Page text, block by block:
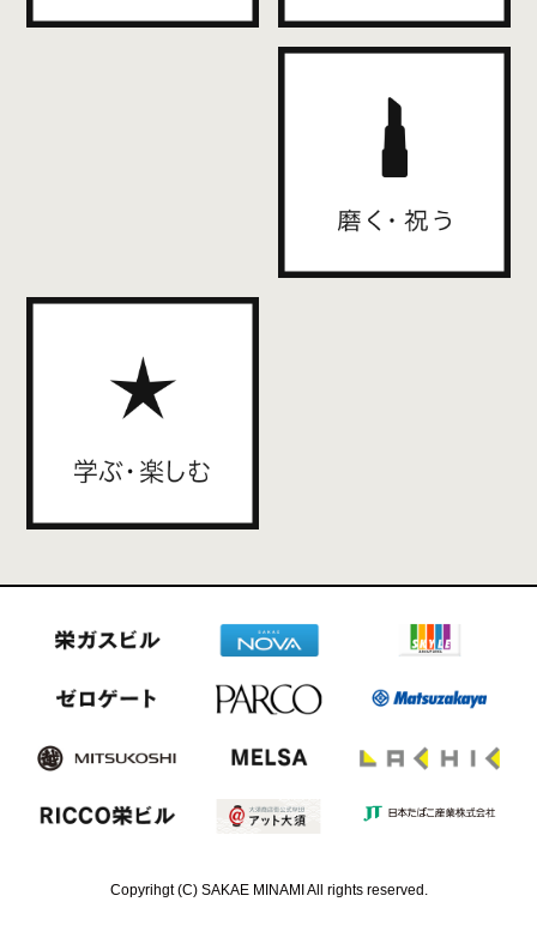
Copyrihgt (C) SAKAE MINAMI All rights reserved.